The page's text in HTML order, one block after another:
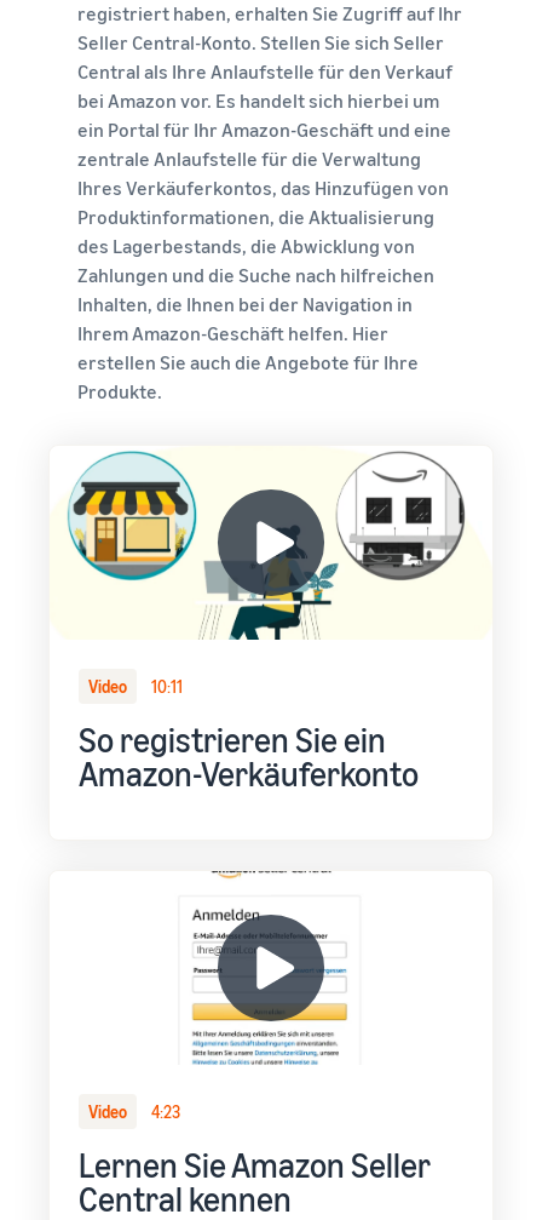
registriert haben, erhalten Sie Zugriff auf Ihr
Seller Central-Konto. Stellen Sie sich Seller
Central als Ihre Anlaufstelle für den Verkauf
bei Amazon vor. Es handelt sich hierbei um
ein Portal für Ihr Amazon-Geschäft und eine
zentrale Anlaufstelle für die Verwaltung
Ihres Verkäuferkontos, das Hinzufügen von
Produktinformationen, die Aktualisierung
des Lagerbestands, die Abwicklung von
Zahlungen und die Suche nach hilfreichen
Inhalten, die Ihnen bei der Navigation in
Ihrem Amazon-Geschäft helfen. Hier
erstellen Sie auch die Angebote für Ihre
Produkte.
Video 10:11
So registrieren Sie ein
Amazon-Verkäuferkonto
Video 4:23
Lernen Sie Amazon Seller
Central kennen